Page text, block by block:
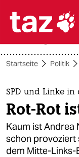

themen
politik
öko
krieg in der
Startseite Politik
SPD und Linke
Rot-Rot
Kaum ist Andrea
schon provoziert
dem Mitte-Links-